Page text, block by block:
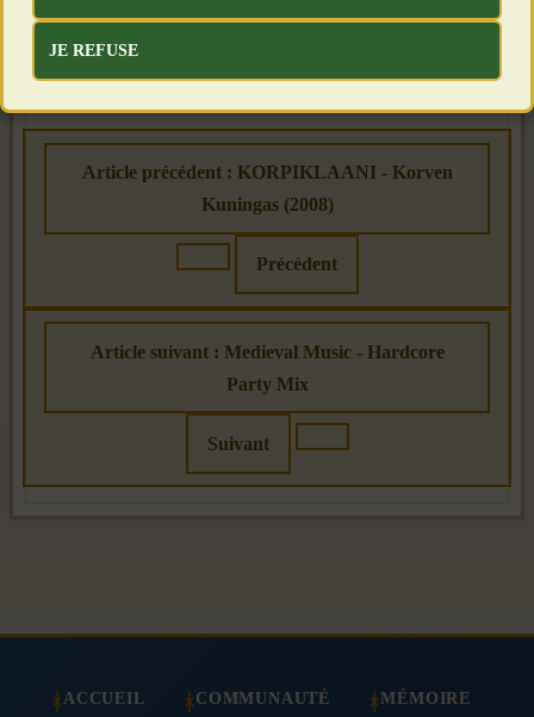
Article précédent : KORPIKLAANI - Korven
Kuningas (2008)
Précédent
Article suivant : Medieval Music - Hardcore
Party Mix
Suivant
ACCUEIL COMMUNAUTÉ MÉMOIRE
JE REFUSE